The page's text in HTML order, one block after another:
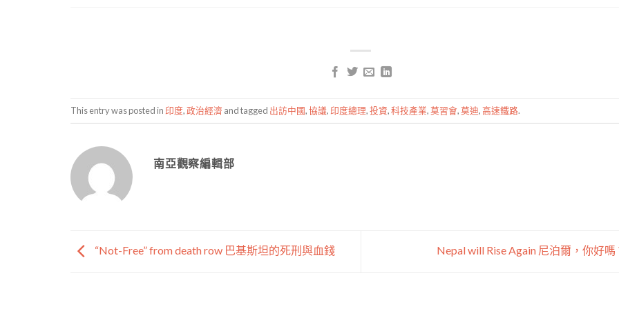
This entry was posted in 印度,政治經濟 and tagged 出訪中國,協議, 印度總理,投資,科技產業,莫習會,莫迪,高速鐵路.
南亞觀察編輯部
“Not-Free” from death row 巴基斯坦的死刑與血錢 Nepal will Rise Again 尼泊爾，你好